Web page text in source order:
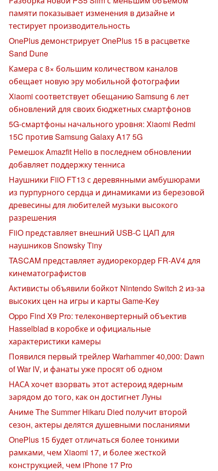
памяти показывает изменения в дизайне и
тестирует производительность
OnePlus демонстрирует OnePlus 15 в расцветке
Sand Dune
Камера с 8× большим количеством каналов
обещает новую эру мобильной фотографии
Xiaomi соответствует обещанию Samsung 6 лет
обновлений для своих бюджетных смартфонов
5G-смартфоны начального уровня: Xiaomi Redmi
15C против Samsung Galaxy A17 5G
Ремешок Amazfit Helio в последнем обновлении
добавляет поддержку тенниса
Наушники FiiO FT13 с деревянными амбушюрами
из пурпурного сердца и динамиками из березовой
древесины для любителей музыки высокого
разрешения
FiiO представляет внешний USB-C ЦАП для
наушников Snowsky Tiny
TASCAM представляет аудиорекордер FR-AV4 для
кинематографистов
Активисты объявили бойкот Nintendo Switch 2 из-за
высоких цен на игры и карты Game-Key
Oppo Find X9 Pro: телеконвертерный объектив
Hasselblad в коробке и официальные
характеристики камеры
Появился первый трейлер Warhammer 40,000: Dawn
of War IV, и фанаты уже просят об одном
НАСА хочет взорвать этот астероид ядерным
зарядом до того, как он достигнет Луны
Аниме The Summer Hikaru Died получит второй
сезон, актеры делятся душевными посланиями
OnePlus 15 будет отличаться более тонкими
рамками, чем Xiaomi 17, и более жесткой
конструкцией, чем iPhone 17 Pro